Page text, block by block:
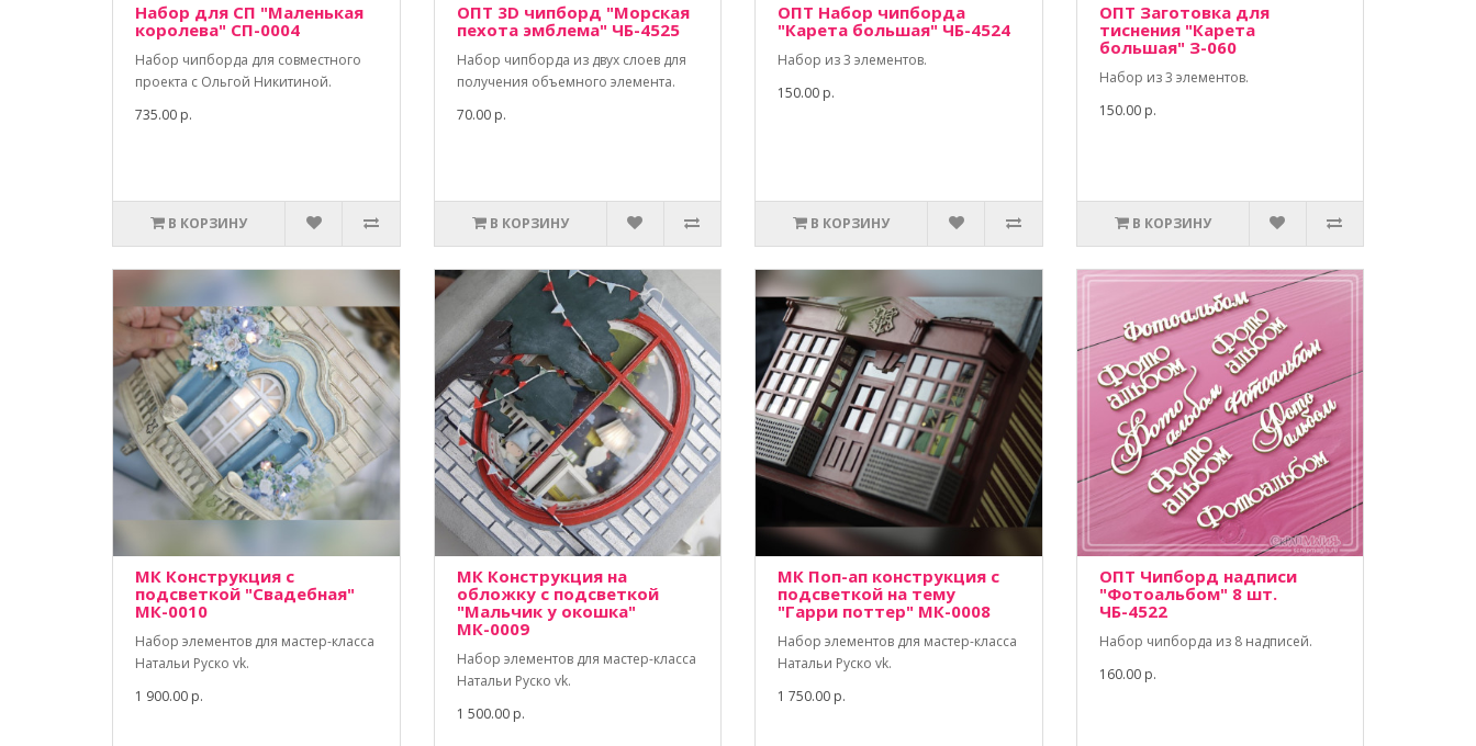
Набор для СП "Маленькая
королева" СП-0004
Набор чипборда для совместного
проекта с Ольгой Никитиной.
735.00 р.
В КОРЗИНУ
ОПТ 3D чипборд "Морская
пехота эмблема" ЧБ-4525
Набор чипборда из двух слоев для
получения объемного элемента.
70.00 р.
В КОРЗИНУ
ОПТ Набор чипборда
"Карета большая" ЧБ-4524
Набор из 3 элементов.
150.00 р.
В КОРЗИНУ
ОПТ Заготовка для
тиснения "Карета
большая" З-060
Набор из 3 элементов.
150.00 р.
В КОРЗИНУ
МК Конструкция с
подсветкой "Свадебная"
МК-0010
Набор элементов для мастер-класса
Натальи Руско vk.
1 900.00 р.
МК Конструкция на
обложку с подсветкой
"Мальчик у окошка"
МК-0009
Набор элементов для мастер-класса
Натальи Руско vk.
1 500.00 р.
МК Поп-ап конструкция с
подсветкой на тему
"Гарри поттер" МК-0008
Набор элементов для мастер-класса
Натальи Руско vk.
1 750.00 р.
ОПТ Чипборд надписи
"Фотоальбом" 8 шт.
ЧБ-4522
Набор чипборда из 8 надписей.
160.00 р.